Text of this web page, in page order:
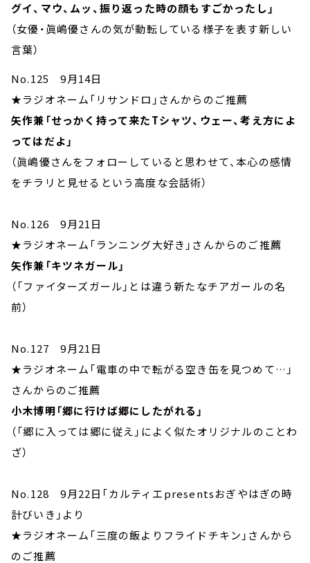
グイ、マウ、ムッ、振り返った時の顔もすごかったし」
（女優・眞嶋優さんの気が動転している様子を表す新しい
言葉）
No.125 9月14日
★ラジオネーム「リサンドロ」さんからのご推薦
矢作兼「せっかく持って来たTシャツ、ウェー、考え方によ
ってはだよ」
（眞嶋優さんをフォローしていると思わせて、本心の感情
をチラリと見せるという高度な会話術）
No.126 9月21日
★ラジオネーム「ランニング大好き」さんからのご推薦
矢作兼「キツネガール」
（「ファイターズガール」とは違う新たなチアガールの名
前）
No.127 9月21日
★ラジオネーム「電車の中で転がる空き缶を見つめて…」
さんからのご推薦
小木博明「郷に行けば郷にしたがれる」
（「郷に入っては郷に従え」によく似たオリジナルのことわ
ざ）
No.128 9月22日「カルティエpresentsおぎやはぎの時
計びいき」より
★ラジオネーム「三度の飯よりフライドチキン」さんから
のご推薦